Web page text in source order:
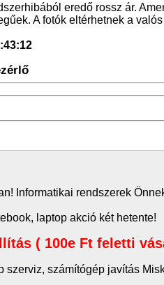
eredő rossz ár.
A fotók eltérhetnek a
Informatikai rendszerek
laptop akció két hetente!
( 100e Ft feletti
szerviz, számítógép javítás